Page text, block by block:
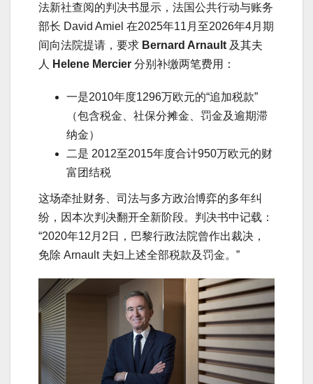
法新社查阅的判决书显示，法国公共行动与账务
部长 David Amiel 在2025年11月至2026年4月期
间向法院提请，要求 Bernard Arnault 及其夫
人
Helene Mercier 分别补缴两笔费用：
一是2010年度1296万欧元的“追加税款”
（包含税金、社保分摊金、罚金及逾期滞
纳金）
二是 2012至2015年度合计950万欧元的财
富团结税
这场牵扯财务、司法与多方政治博弈的多年纠
纷，因本次判决翻开全新阶段。判决书中记载：
“2020年12月2日，巴黎行政法院曾作出裁决，
免除 Arnault 夫妇上述全部税款及罚金。”